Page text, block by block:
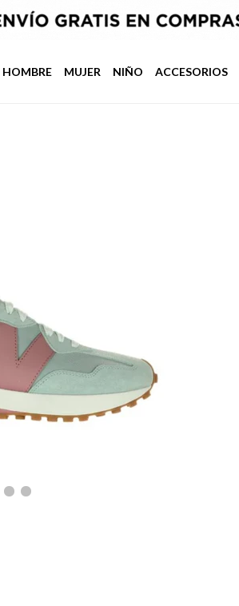
HOMBRE MUJER NIÑO ACCESORIOS